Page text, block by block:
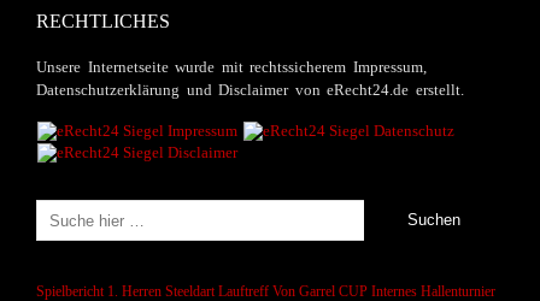
RECHTLICHES
Unsere Internetseite wurde mit rechtssicherem Impressum,
Datenschutzerklärung und Disclaimer von eRecht24.de erstellt.
Spielbericht 1. Herren Steeldart Lauftreff Von Garrel CUP Internes Hallenturnier